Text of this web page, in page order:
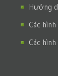
Hướng
Các
Các